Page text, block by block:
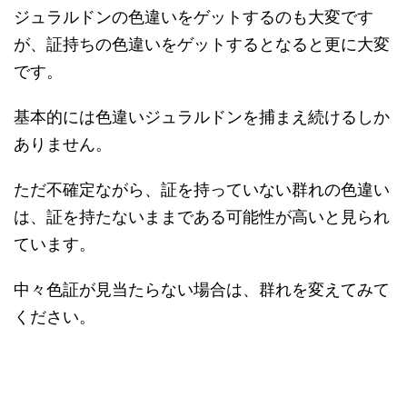
ジュラルドンの色違いをゲットするのも大変です
が、証持ちの色違いをゲットするとなると更に大変
です。
基本的には色違いジュラルドンを捕まえ続けるしか
ありません。
ただ不確定ながら、証を持っていない群れの色違い
は、証を持たないままである可能性が高いと見られ
ています。
中々色証が見当たらない場合は、群れを変えてみて
ください。